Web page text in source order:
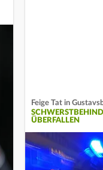
Feige Tat in
ÜBERFALLEN